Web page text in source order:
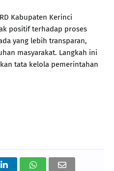
Kabupaten Kerinci
positif terhadap proses
yang lebih transparan,
masyarakat. Langkah ini
tata kelola pemerintahan